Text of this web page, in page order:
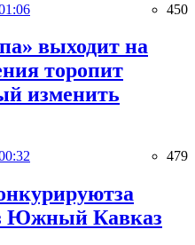
450
выходит на
торопит
изменить
479
Южный Кавказ